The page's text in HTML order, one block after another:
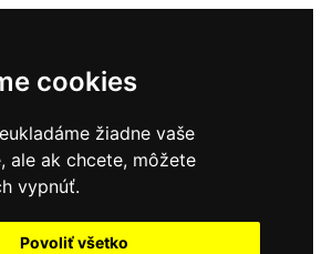
cookies
žiadne vaše
ale ak chcete, môžete
vypnúť.
Povoliť všetko